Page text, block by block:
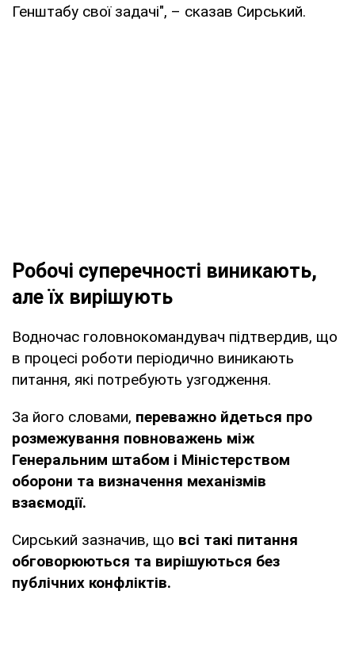
Генштабу свої задачі", – сказав Сирський.
Робочі суперечності виникають,
але їх вирішують
Водночас головнокомандувач підтвердив, що
в процесі роботи періодично виникають
питання, які потребують узгодження.
За його словами, переважно йдеться про
розмежування повноважень між
Генеральним штабом і Міністерством
оборони та визначення механізмів
взаємодії.
Сирський зазначив, що всі такі питання
обговорюються та вирішуються без
публічних конфліктів.